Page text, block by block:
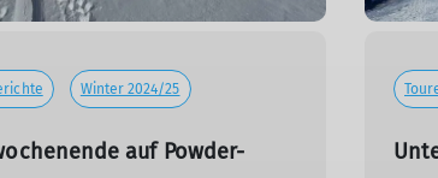
Winter 2024/25
auf Powder-